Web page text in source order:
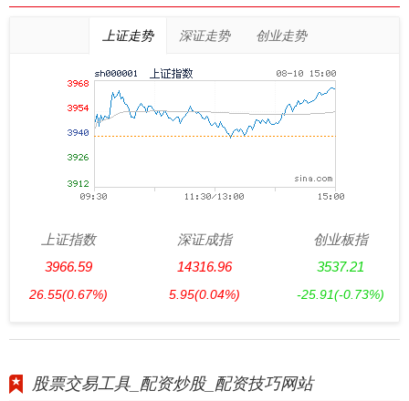
上证走势 深证走势 创业走势
上证指数
3966.59
26.55(0.67%)
深证成指
14316.96
5.95(0.04%)
创业板指
3537.21
-25.91(-0.73%)
股票交易工具_配资炒股_配资技巧网站